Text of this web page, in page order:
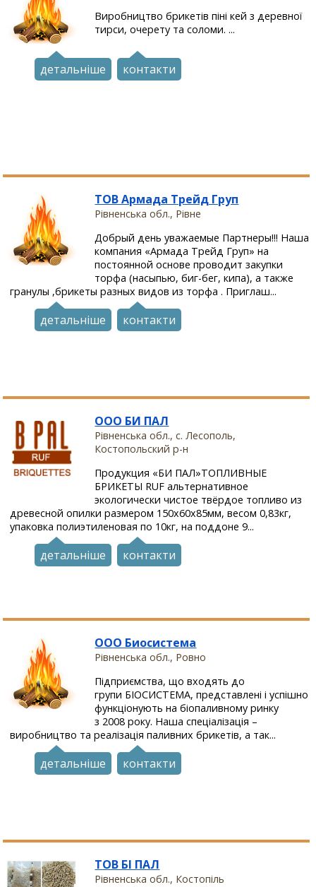
Виробництво брикетів піні кей з деревної
тирси, очерету та соломи. ...
детальніше контакти
ТОВ Армада Трейд Груп
Рівненська обл., Рівне
Добрый день уважаемые Партнеры!!! Наша
компания «Армада Трейд Груп» на
постоянной основе проводит закупки
торфа (насыпью, биг-бег, кипа), а также
гранулы ,брикеты разных видов из торфа . Приглаш...
детальніше контакти
ООО БИ ПАЛ
Рівненська обл., с. Лесополь,
Костопольский р-н
Продукция «БИ ПАЛ»ТОПЛИВНЫЕ
БРИКЕТЫ RUF альтернативное
экологически чистое твёрдое топливо из
древесной опилки размером 150х60х85мм, весом 0,83кг,
упаковка полиэтиленовая по 10кг, на поддоне 9...
детальніше контакти
ООО Биосистема
Рівненська обл., Ровно
Підприємства, що входять до
групи БІОСИСТЕМА, представлені і успішно
функціонують на біопаливному ринку
з 2008 року. Наша спеціалізація –
виробництво та реалізація паливних брикетів, а так...
детальніше контакти
ТОВ БІ ПАЛ
Рівненська обл., Костопіль